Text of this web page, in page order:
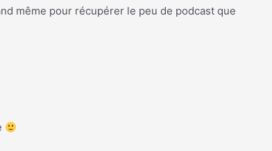
même pour récupérer le peu de podcast que